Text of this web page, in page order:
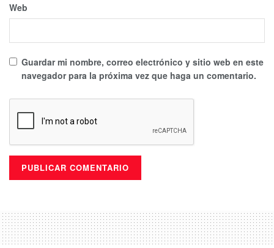
Web
Guardar mi nombre, correo electrónico y sitio web en este
navegador para la próxima vez que haga un comentario.